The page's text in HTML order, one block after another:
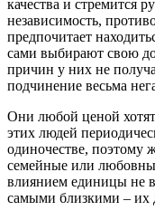
качества и стремится
независимость,
предпочитает
сами выбирают свою
причин у них не
подчинение весьма
Они любой ценой
этих людей
одиночестве, поэтому
семейные или
влиянием единицы не
самыми близкими – их